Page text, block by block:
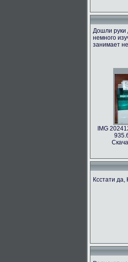
Дошли руки
немного
занимает
IMG
Ксстати да,